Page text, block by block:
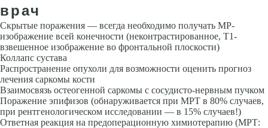
врач
Скрытые поражения — всегда необходимо получать МР-
изображение всей конечности (неконтрастированное, Т1-
взвешенное изображение во фронтальной плоскости)
Коллапс сустава
Распространение опухоли для возможности оценить прогноз
лечения саркомы кости
Взаимосвязь остеогенной саркомы с сосудисто-нервным пучком
Поражение эпифизов (обнаруживается при МРТ в 80% случаев,
при рентгенологическом исследовании — в 15% случаев!)
Ответная реакция на предоперационную химиотерапию (МРТ: